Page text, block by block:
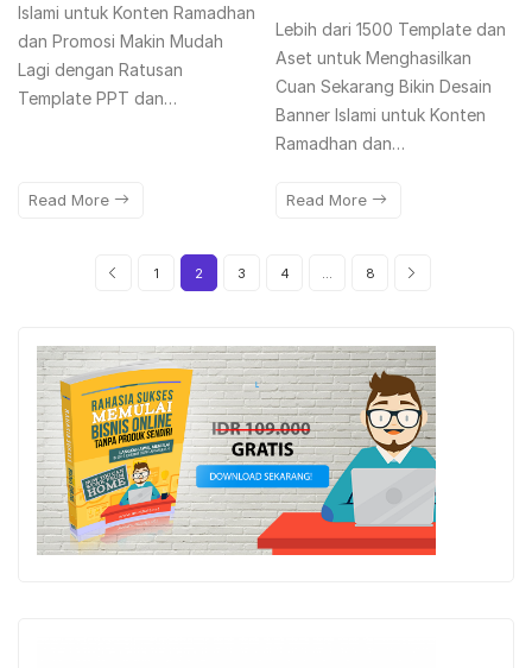
Islami untuk Konten Ramadhan
dan Promosi Makin Mudah
Lagi dengan Ratusan
Template PPT dan…
Read More
Lebih dari 1500 Template dan
Aset untuk Menghasilkan
Cuan Sekarang Bikin Desain
Banner Islami untuk Konten
Ramadhan dan…
Read More
1 2 3 4 8